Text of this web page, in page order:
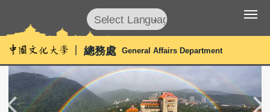
主
要
容
總務處 General Affairs Department
Translate